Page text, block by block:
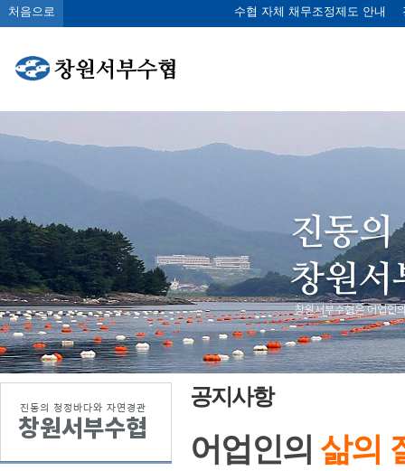
처음으로 수협 자체 채무조정제도 안내
공지사항
어업인의 삶의